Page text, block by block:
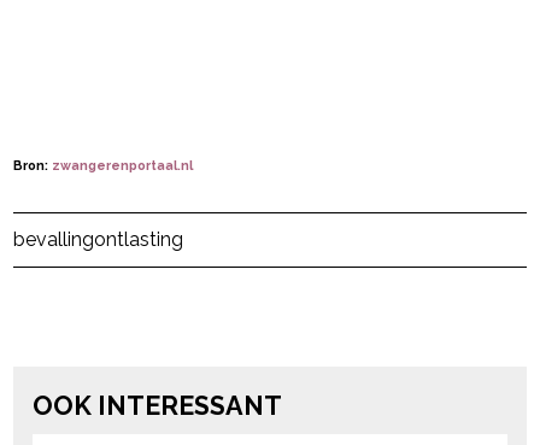
Bron: zwangerenportaal.nl
Post Views: 52
bevallingontlasting
OOK INTERESSANT